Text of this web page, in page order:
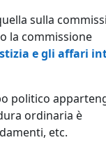
sulla
la commissione
e gli affari
politico
ordinaria è
etc.